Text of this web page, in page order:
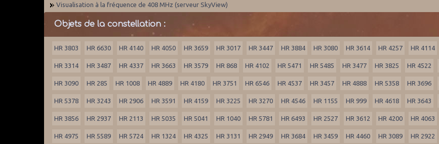
Visualisation à la fréquence de 408 MHz (serveur SkyView)
Objets de la constellation :
HR 3803 HR 6630 HR 4140 HR 4050 HR 3659 HR 3017 HR 3447 HR 3884 HR 3080 HR 3614 HR 4257 HR 4114
HR 3314 HR 3487 HR 4337 HR 3663 HR 3579 HR 868 HR 4102 HR 5471 HR 5485 HR 3477 HR 3825 HR 4522
HR 3090 HR 285 HR 1008 HR 4889 HR 4180 HR 3751 HR 6546 HR 4537 HR 3457 HR 4888 HR 5358 HR 3696
HR 5378 HR 3243 HR 2906 HR 3591 HR 4159 HR 3225 HR 3270 HR 4546 HR 1155 HR 999 HR 4618 HR 3643
HR 3856 HR 2937 HR 2113 HR 5035 HR 5041 HR 1040 HR 5781 HR 6493 HR 2527 HR 3612 HR 4200 HR 4063
HR 4975 HR 5589 HR 5724 HR 1324 HR 4325 HR 3131 HR 2949 HR 3684 HR 3459 HR 4460 HR 3089 HR 2922